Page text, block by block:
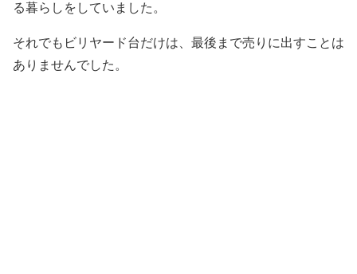
る暮らしをしていました。
それでもビリヤード台だけは、最後まで売りに出すことは
ありませんでした。